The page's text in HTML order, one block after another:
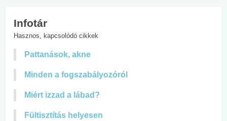
Infotár
Hasznos, kapcsolódó cikkek
Pattanások, akne
Minden a fogszabályozóról
Miért izzad a lábad?
Fültisztítás helyesen